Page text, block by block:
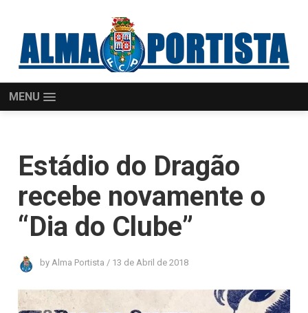
MENU
Estádio do Dragão
recebe novamente o
“Dia do Clube”
byAlma Portista / 13 de Abril de 2018